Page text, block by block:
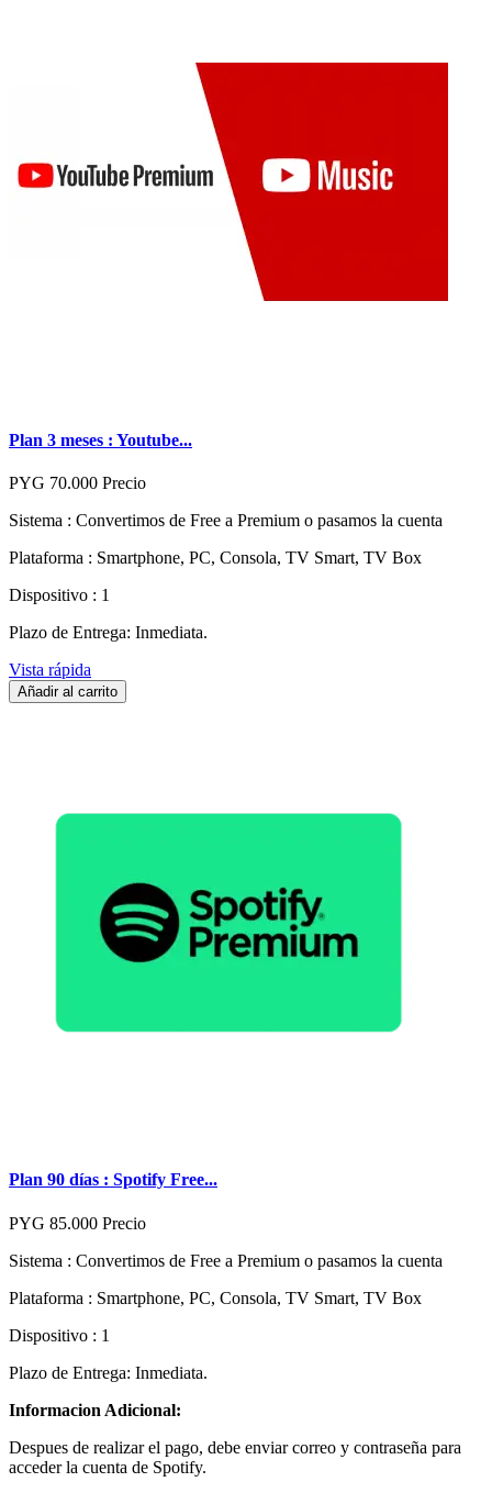
Plan 3 meses : Youtube...
PYG 70.000 Precio
Sistema : Convertimos de Free a Premium o pasamos la cuenta
Plataforma : Smartphone, PC, Consola, TV Smart, TV Box
Dispositivo : 1
Plazo de Entrega: Inmediata.
Vista rápida
Añadir al carrito
Plan 90 días : Spotify Free...
PYG 85.000 Precio
Sistema : Convertimos de Free a Premium o pasamos la cuenta
Plataforma : Smartphone, PC, Consola, TV Smart, TV Box
Dispositivo : 1
Plazo de Entrega: Inmediata.
Informacion Adicional:
Despues de realizar el pago, debe enviar correo y contraseña para
acceder la cuenta de Spotify.